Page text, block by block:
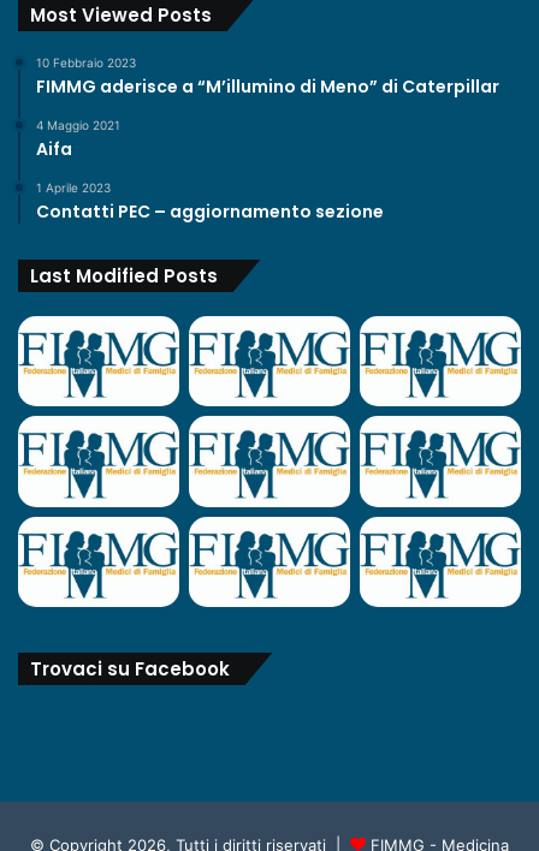
Most Viewed Posts
10 Febbraio 2023
FIMMG aderisce a “M’illumino di Meno” di Caterpillar
4 Maggio 2021
Aifa
1 Aprile 2023
Contatti PEC – aggiornamento sezione
Last Modified Posts
Trovaci su Facebook
© Copyright 2026, Tutti i diritti riservati | FIMMG - Medicina